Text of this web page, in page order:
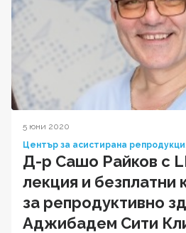
5 юни 2020
Център за асистирана
Д-р Сашо Райков с
лекция и безплатни
за репродуктивно
Аджибадем Сити